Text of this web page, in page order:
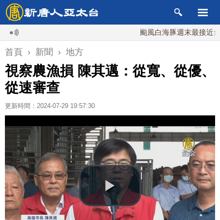
颱風白海豚週末最接近台灣
首頁 › 新聞 › 地方
視察農漁損 陳其邁：從寬、從優、
從速審查
更新時間：2024-07-29 19:57:30